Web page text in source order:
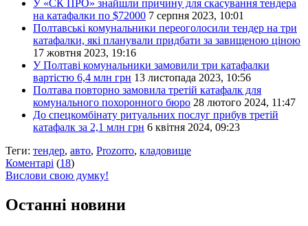
У «СК ПРО» знайшли причину для скасування тендера
на катафалки по $72000 7 серпня 2023, 10:01
Полтавські комунальники переоголосили тендер на три
катафалки, які планували придбати за завищеною ціною
17 жовтня 2023, 19:16
У Полтаві комунальники замовили три катафалки
вартістю 6,4 млн грн 13 листопада 2023, 10:56
Полтава повторно замовила третій катафалк для
комунального похоронного бюро 28 лютого 2024, 11:47
До спецкомбінату ритуальних послуг прибув третій
катафалк за 2,1 млн грн 6 квітня 2024, 09:23
Теги: тендер, авто, Prozorro, кладовище
Коментарі (18)
Вислови свою думку!
Останні новини